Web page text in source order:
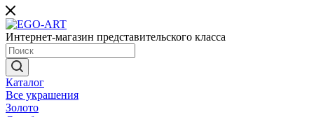
Интернет-магазин представительского класса
Каталог
Все украшения
Золото